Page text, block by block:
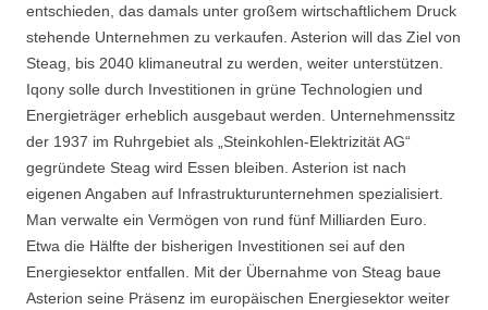
entschieden, das damals unter großem wirtschaftlichem Druck
stehende Unternehmen zu verkaufen. Asterion will das Ziel von
Steag, bis 2040 klimaneutral zu werden, weiter unterstützen.
Iqony solle durch Investitionen in grüne Technologien und
Energieträger erheblich ausgebaut werden. Unternehmenssitz
der 1937 im Ruhrgebiet als „Steinkohlen-Elektrizität AG“
gegründete Steag wird Essen bleiben. Asterion ist nach
eigenen Angaben auf Infrastrukturunternehmen spezialisiert.
Man verwalte ein Vermögen von rund fünf Milliarden Euro.
Etwa die Hälfte der bisherigen Investitionen sei auf den
Energiesektor entfallen. Mit der Übernahme von Steag baue
Asterion seine Präsenz im europäischen Energiesektor weiter